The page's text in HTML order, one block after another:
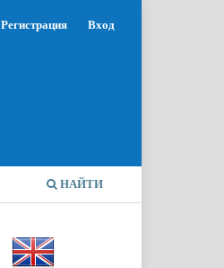
НАЙТИ
Регистрация Вход